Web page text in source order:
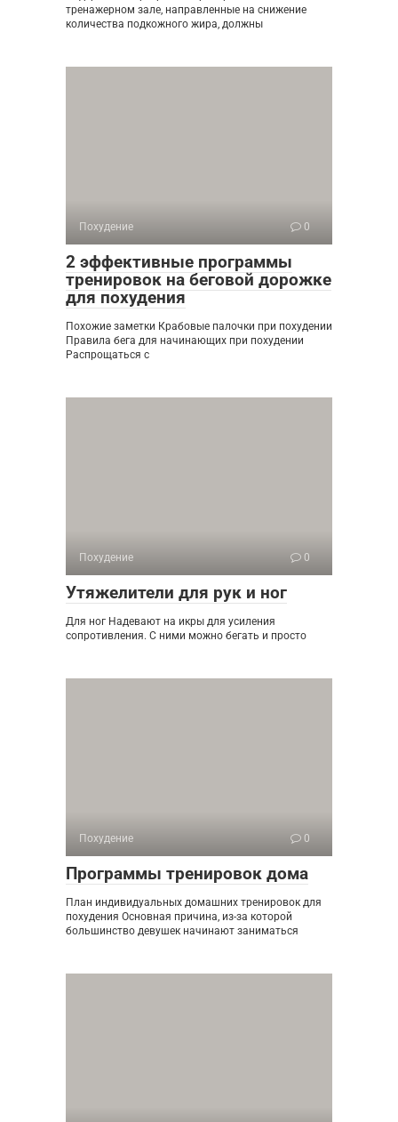
тренажерном зале, направленные на снижение
количества подкожного жира, должны
Похудение 0
2 эффективные программы
тренировок на беговой дорожке
для похудения
Похожие заметки Крабовые палочки при похудении
Правила бега для начинающих при похудении
Распрощаться с
Похудение 0
Утяжелители для рук и ног
Для ног Надевают на икры для усиления
сопротивления. С ними можно бегать и просто
Похудение 0
Программы тренировок дома
План индивидуальных домашних тренировок для
похудения Основная причина, из-за которой
большинство девушек начинают заниматься